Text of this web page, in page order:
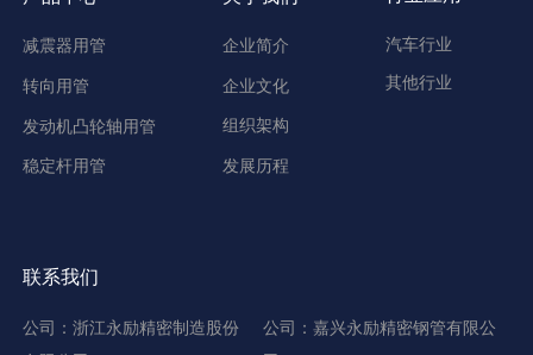
减震器用管
转向用管
发动机凸轮轴用管
稳定杆用管
汽车行业
其他行业
企业简介
企业文化
组织架构
发展历程
联系我们
公司：浙江永励精密制造股份
公司：嘉兴永励精密钢管有限公